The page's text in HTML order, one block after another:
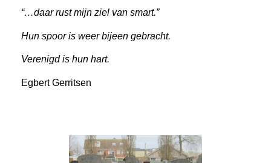
“…daar rust mijn ziel van smart.”
Hun spoor is weer bijeen gebracht.
Verenigd is hun hart.
Egbert Gerritsen